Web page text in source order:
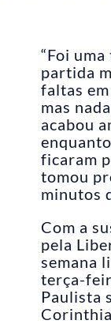
“Foi
partida
faltas
mas
acabou
ficaram
tomou
minutos
Com a
pela
semana
terça-
Paulista